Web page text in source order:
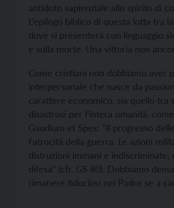
antidoto sapienziale allo spirito di
L’epilogo biblico di questa lotta tra
dove si presenterà con linguaggio
e sulla morte. Una vittoria non
Come cristiani non dobbiamo aver
interpersonale che nasce da
carattere economico, sia quello tra
disastrosi per l’intera umanità,
Gaudium et Spes: “Il progresso
l’atrocità della guerra. Le azioni
distruzioni immani e
difesa” (cfr. GS 80). Dobbiamo
rimanere fiduciosi nel Padre se a